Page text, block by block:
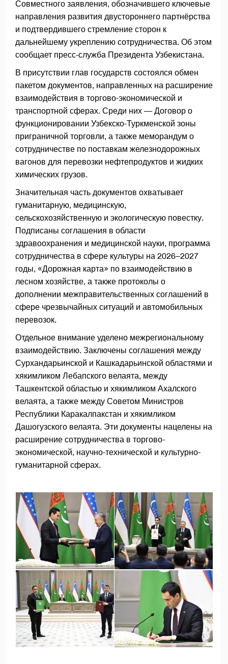
Совместного заявления, обозначившего ключевые
направления развития двустороннего партнёрства
и подтвердившего стремление сторон к
дальнейшему укреплению сотрудничества. Об этом
сообщает пресс-служба Президента Узбекистана.
В присутствии глав государств состоялся обмен
пакетом документов, направленных на расширение
взаимодействия в торгово-экономической и
транспортной сферах. Среди них — Договор о
функционировании Узбекско-Туркменской зоны
приграничной торговли, а также меморандум о
сотрудничестве по поставкам железнодорожных
вагонов для перевозки нефтепродуктов и жидких
химических грузов.
Значительная часть документов охватывает
гуманитарную, медицинскую,
сельскохозяйственную и экологическую повестку.
Подписаны соглашения в области
здравоохранения и медицинской науки, программа
сотрудничества в сфере культуры на 2026–2027
годы, «Дорожная карта» по взаимодействию в
лесном хозяйстве, а также протоколы о
дополнении межправительственных соглашений в
сфере чрезвычайных ситуаций и автомобильных
перевозок.
Отдельное внимание уделено межрегиональному
взаимодействию. Заключены соглашения между
Сурхандарьинской и Кашкадарьинской областями и
хякимликом Лебапского велаята, между
Ташкентской областью и хякимликом Ахалского
велаята, а также между Советом Министров
Республики Каракалпакстан и хякимликом
Дашогузского велаята. Эти документы нацелены на
расширение сотрудничества в торгово-
экономической, научно-технической и культурно-
гуманитарной сферах.